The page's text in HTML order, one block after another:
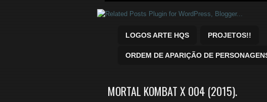
Quadrinhos Marvel e DC para baixar.
LOGOS ARTE HQS PROJETOS!!
ORDEM DE APARIÇÃO DE
MORTAL KOMBAT X 004 (2015).